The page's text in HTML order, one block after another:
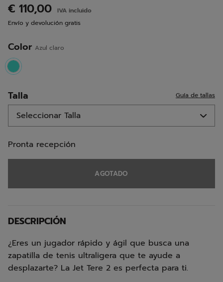
en
la
misma
€ 110,00
IVA incluido
Envío y devolución gratis
Color Azul claro
selected
Talla Guía de tallas
Pronta recepción
AGOTADO
DESCRIPCIÓN
¿Eres un jugador rápido y ágil que busca una
zapatilla de tenis ultraligera que te ayude a
desplazarte? La Jet Tere 2 es perfecta para ti.